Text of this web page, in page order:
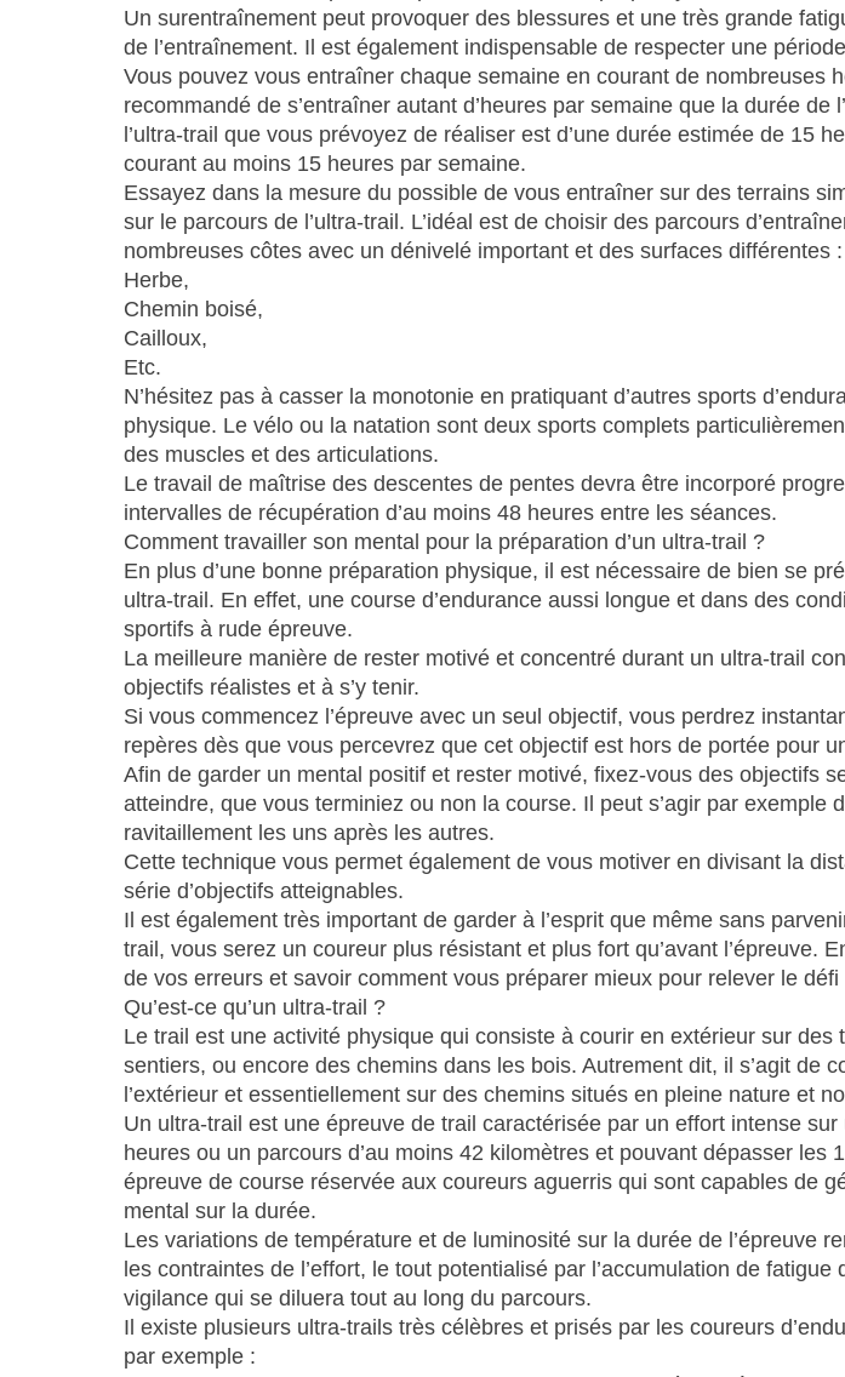
Un surentraînement peut provoquer des blessures et une très grande
de l’entraînement. Il est également indispensable de respecter une
Vous pouvez vous entraîner chaque semaine en courant de nombreuses
recommandé de s’entraîner autant d’heures par semaine que la durée de
l’ultra-trail que vous prévoyez de réaliser est d’une durée estimée de 15
courant au moins 15 heures par semaine.
Essayez dans la mesure du possible de vous entraîner sur des terrains
sur le parcours de l’ultra-trail. L’idéal est de choisir des parcours
nombreuses côtes avec un dénivelé important et des surfaces différentes :
Herbe,
Chemin boisé,
Cailloux,
Etc.
N’hésitez pas à casser la monotonie en pratiquant d’autres sports
physique. Le vélo ou la natation sont deux sports complets
des muscles et des articulations.
Le travail de maîtrise des descentes de pentes devra être incorporé
intervalles de récupération d’au moins 48 heures entre les séances.
Comment travailler son mental pour la préparation d’un ultra-trail ?
En plus d’une bonne préparation physique, il est nécessaire de bien se
ultra-trail. En effet, une course d’endurance aussi longue et dans des
sportifs à rude épreuve.
La meilleure manière de rester motivé et concentré durant un ultra-trail
objectifs réalistes et à s’y tenir.
Si vous commencez l’épreuve avec un seul objectif, vous perdrez
repères dès que vous percevrez que cet objectif est hors de portée pour
Afin de garder un mental positif et rester motivé, fixez-vous des objectifs
atteindre, que vous terminiez ou non la course. Il peut s’agir par exemple
ravitaillement les uns après les autres.
Cette technique vous permet également de vous motiver en divisant la
série d’objectifs atteignables.
Il est également très important de garder à l’esprit que même sans
trail, vous serez un coureur plus résistant et plus fort qu’avant l’épreuve.
de vos erreurs et savoir comment vous préparer mieux pour relever le défi
Qu’est-ce qu’un ultra-trail ?
Le trail est une activité physique qui consiste à courir en extérieur sur des
sentiers, ou encore des chemins dans les bois. Autrement dit, il s’agit de
l’extérieur et essentiellement sur des chemins situés en pleine nature et
Un ultra-trail est une épreuve de trail caractérisée par un effort intense sur
heures ou un parcours d’au moins 42 kilomètres et pouvant dépasser les
épreuve de course réservée aux coureurs aguerris qui sont capables de
mental sur la durée.
Les variations de température et de luminosité sur la durée de l’épreuve
les contraintes de l’effort, le tout potentialisé par l’accumulation de fatigue
vigilance qui se diluera tout au long du parcours.
Il existe plusieurs ultra-trails très célèbres et prisés par les coureurs
par exemple :